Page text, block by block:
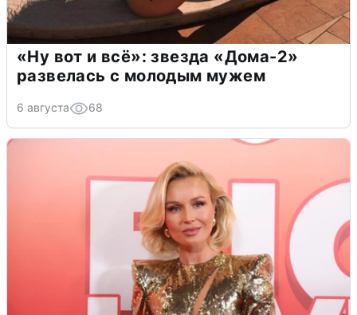
«Ну вот и всё»: звезда «Дома-2»
развелась с молодым мужем
6 августа 68